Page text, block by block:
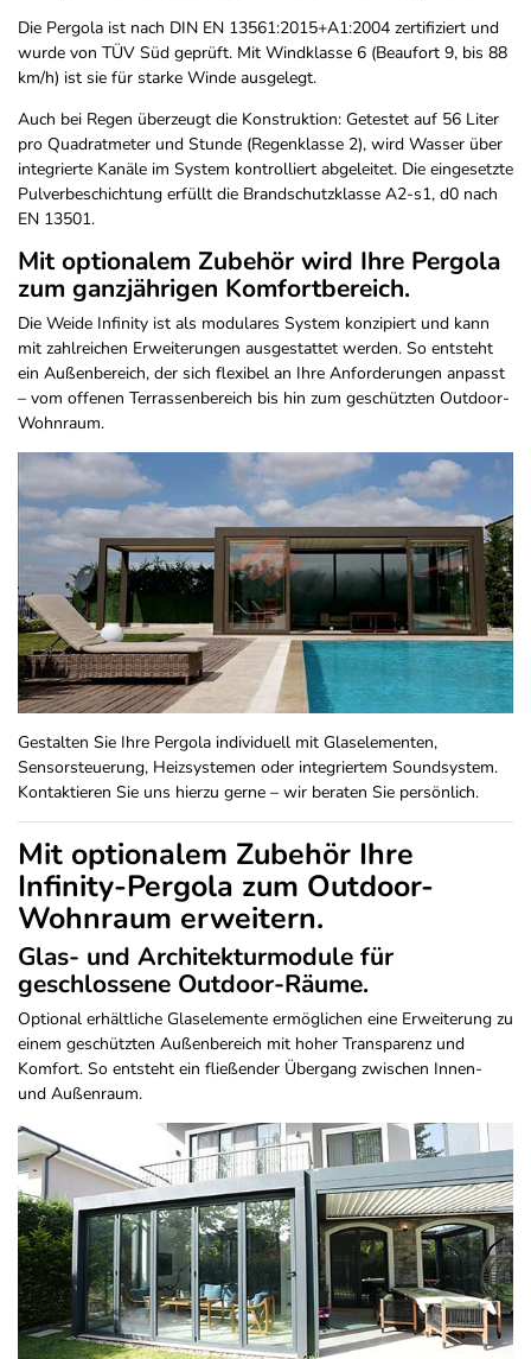
Die Pergola ist nach DIN EN 13561:2015+A1:2004 zertifiziert und
wurde von TÜV Süd geprüft. Mit Windklasse 6 (Beaufort 9, bis 88
km/h) ist sie für starke Winde ausgelegt.
Auch bei Regen überzeugt die Konstruktion: Getestet auf 56 Liter
pro Quadratmeter und Stunde (Regenklasse 2), wird Wasser über
integrierte Kanäle im System kontrolliert abgeleitet. Die eingesetzte
Pulverbeschichtung erfüllt die Brandschutzklasse A2-s1, d0 nach
EN 13501.
Mit optionalem Zubehör wird Ihre Pergola
zum ganzjährigen Komfortbereich.
Die Weide Infinity ist als modulares System konzipiert und kann
mit zahlreichen Erweiterungen ausgestattet werden. So entsteht
ein Außenbereich, der sich flexibel an Ihre Anforderungen anpasst
– vom offenen Terrassenbereich bis hin zum geschützten Outdoor-
Wohnraum.
Gestalten Sie Ihre Pergola individuell mit Glaselementen,
Sensorsteuerung, Heizsystemen oder integriertem Soundsystem.
Kontaktieren Sie uns hierzu gerne – wir beraten Sie persönlich.
Mit optionalem Zubehör Ihre
Infinity-Pergola zum Outdoor-
Wohnraum erweitern.
Glas- und Architekturmodule für
geschlossene Outdoor-Räume.
Optional erhältliche Glaselemente ermöglichen eine Erweiterung zu
einem geschützten Außenbereich mit hoher Transparenz und
Komfort. So entsteht ein fließender Übergang zwischen Innen-
und Außenraum.